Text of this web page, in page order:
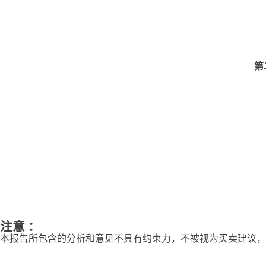
第
注意 ：
本报告所包含的分析和意见不具有约束力，不被视为买卖建议